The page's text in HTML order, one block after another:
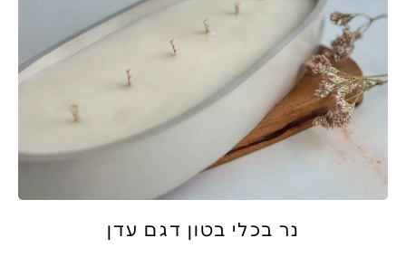
נר בכלי בטון דגם עדן